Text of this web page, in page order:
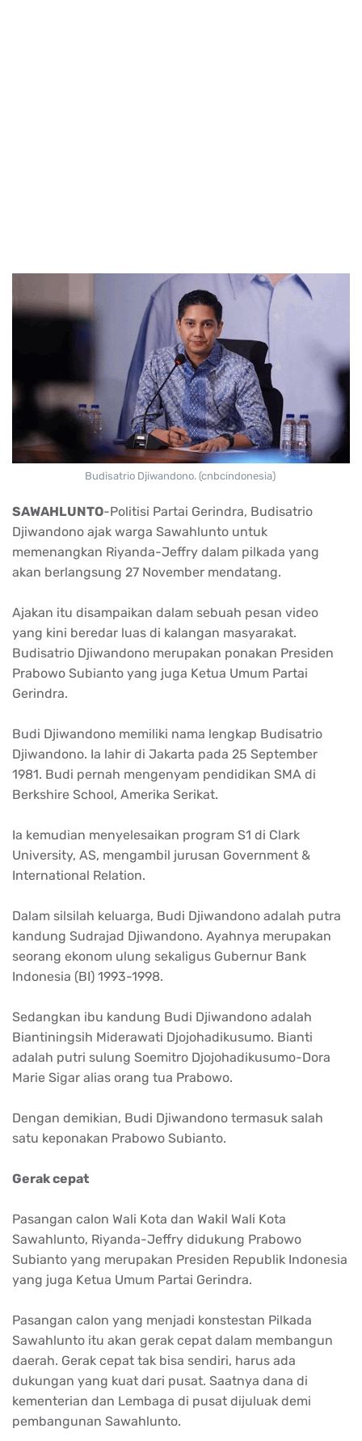
Budisatrio Djiwandono. (cnbcindonesia)
SAWAHLUNTO-Politisi Partai Gerindra, Budisatrio
Djiwandono ajak warga Sawahlunto untuk
memenangkan Riyanda-Jeffry dalam pilkada yang
akan berlangsung 27 November mendatang.
Ajakan itu disampaikan dalam sebuah pesan video
yang kini beredar luas di kalangan masyarakat.
Budisatrio Djiwandono merupakan ponakan Presiden
Prabowo Subianto yang juga Ketua Umum Partai
Gerindra.
Budi Djiwandono memiliki nama lengkap Budisatrio
Djiwandono. Ia lahir di Jakarta pada 25 September
1981. Budi pernah mengenyam pendidikan SMA di
Berkshire School, Amerika Serikat.
Ia kemudian menyelesaikan program S1 di Clark
University, AS, mengambil jurusan Government &
International Relation.
Dalam silsilah keluarga, Budi Djiwandono adalah putra
kandung Sudrajad Djiwandono. Ayahnya merupakan
seorang ekonom ulung sekaligus Gubernur Bank
Indonesia (BI) 1993-1998.
Sedangkan ibu kandung Budi Djiwandono adalah
Biantiningsih Miderawati Djojohadikusumo. Bianti
adalah putri sulung Soemitro Djojohadikusumo-Dora
Marie Sigar alias orang tua Prabowo.
Dengan demikian, Budi Djiwandono termasuk salah
satu keponakan Prabowo Subianto.
Gerak cepat
Pasangan calon Wali Kota dan Wakil Wali Kota
Sawahlunto, Riyanda-Jeffry didukung Prabowo
Subianto yang merupakan Presiden Republik Indonesia
yang juga Ketua Umum Partai Gerindra.
Pasangan calon yang menjadi konstestan Pilkada
Sawahlunto itu akan gerak cepat dalam membangun
daerah. Gerak cepat tak bisa sendiri, harus ada
dukungan yang kuat dari pusat. Saatnya dana di
kementerian dan Lembaga di pusat dijuluak demi
pembangunan Sawahlunto.